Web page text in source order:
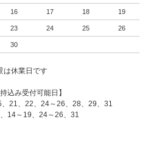
16 17 18 19
23 24 25 26
30
は休業日です
込み受付可能日】
21、22、24～26、28、29、31
14～19、24～26、31